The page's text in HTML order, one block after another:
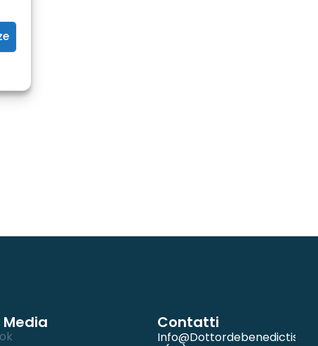
Media Contatti
Info@dottordebenedictis.it